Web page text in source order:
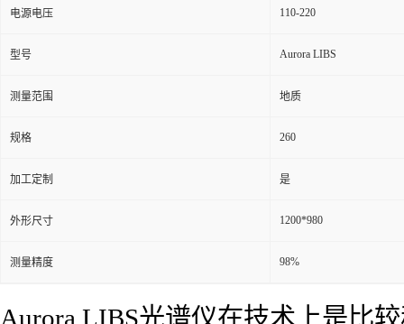
电源电压 110-220
型号 Aurora LIBS
测量范围 地质
规格 260
加工定制 是
外形尺寸 1200*980
测量精度 98%
Aurora LIBS光谱仪在技术上是比